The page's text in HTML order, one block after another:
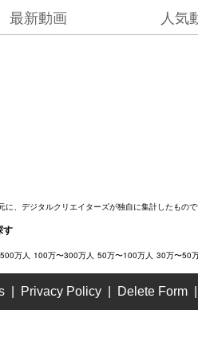
最新動画 人気
、デジタルクリエイターズが独自に集計したもの
す
万人 100万〜300万人 50万〜100万人 30万〜50
Privacy Policy Delete Form